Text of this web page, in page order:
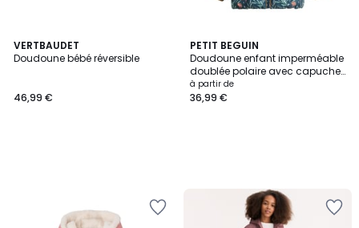
VERTBAUDET
Doudoune bébé réversible
46,99 €
PETIT BEGUIN
Doudoune enfant imperméable
doublée polaire avec capuche
Dina
à partir de
36,99 €